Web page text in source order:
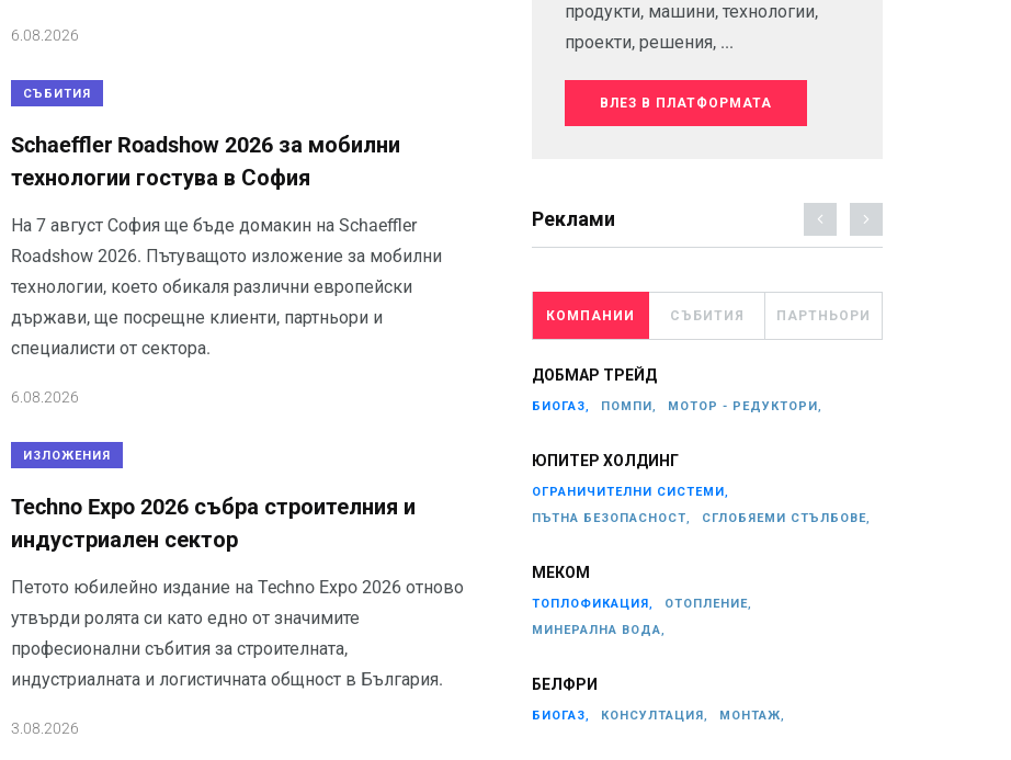
6.08.2026
СЪБИТИЯ
Schaeffler Roadshow 2026 за мобилни
технологии гостува в София
На 7 август София ще бъде домакин на Schaeffler
Roadshow 2026. Пътуващото изложение за мобилни
технологии, което обикаля различни европейски
държави, ще посрещне клиенти, партньори и
специалисти от сектора.
6.08.2026
ИЗЛОЖЕНИЯ
Techno Expo 2026 събра строителния и
индустриален сектор
Петото юбилейно издание на Techno Expo 2026 отново
утвърди ролята си като едно от значимите
професионални събития за строителната,
индустриалната и логистичната общност в България.
3.08.2026
продукти, машини, технологии,
проекти, решения, ...
ВЛЕЗ В ПЛАТФОРМАТА
Реклами
КОМПАНИИ СЪБИТИЯ ПАРТНЬОРИ
ДОБМАР ТРЕЙД
БИОГАЗ, ПОМПИ, МОТОР - РЕДУКТОРИ,
ЮПИТЕР ХОЛДИНГ
ОГРАНИЧИТЕЛНИ СИСТЕМИ,
ПЪТНА БЕЗОПАСНОСТ,
СГЛОБЯЕМИ СТЪЛБОВЕ,
МЕКОМ
ТОПЛОФИКАЦИЯ,
ОТОПЛЕНИЕ,
МИНЕРАЛНА ВОДА,
БЕЛФРИ
БИОГАЗ, КОНСУЛТАЦИЯ, МОНТАЖ,